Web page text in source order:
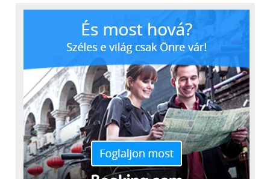
is vezérelhetők.
Drevenyák Dávid, a Xiaomi Magyarország PR
managere a hazai piaci bevezetéssel kapcsolatban
elmondta: “A Mijia márka magyarországi
megjelenése a Xiaomi egyik legjelentősebb hazai
lépése az elmúlt évek során. Ezzel nem csupán két
új terméket hozunk el a magyar vásárlóknak, hanem
egy teljes okosotthon-platformot nyitunk meg
előttük – azt az ökoszisztémát, amelyet világszerte
már milliók használnak. Ez azonban csak a kezdet:
az elkövetkező időszakban folyamatosan bővítjük